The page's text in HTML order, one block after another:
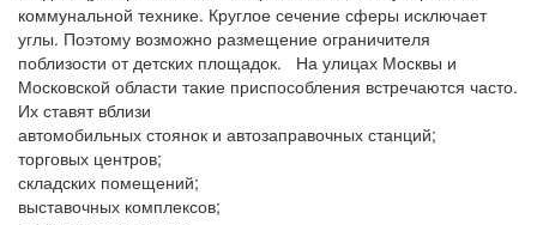
коммунальной технике. Круглое сечение сферы исключает
углы. Поэтому возможно размещение ограничителя
поблизости от детских площадок. На улицах Москвы и
Московской области такие приспособления встречаются часто.
Их ставят вблизи
автомобильных стоянок и автозаправочных станций;
торговых центров;
складских помещений;
выставочных комплексов;